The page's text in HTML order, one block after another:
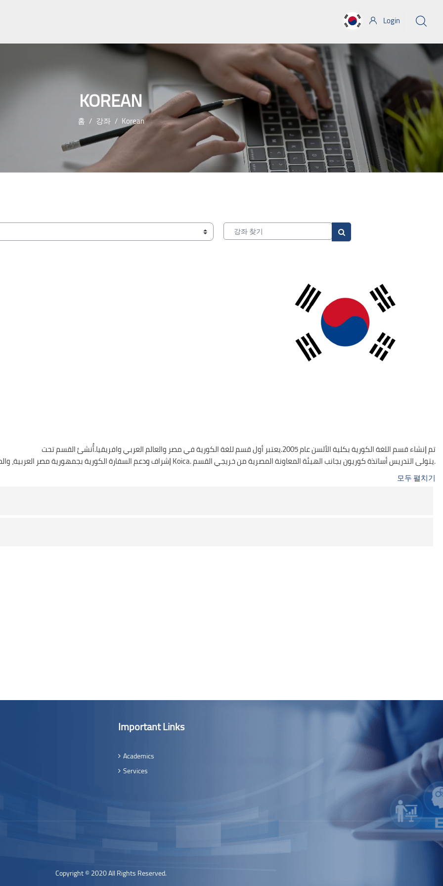
Login
KOREAN
홈 강좌 Korean
강좌 찾기
강좌 찾기
تم ﺇنشاء قسم اللغة الكورية بكلية الألسن عام 2005.يعتبر أول قسم للغة الكورية في مصر والعالم العربي وافريقيا.أُنشئ القسم تحت
ﺇشراف ودعم السفارة الكورية بجمهورية مصر العربية، والمؤسسة الكورية، والوكالة الكورية للتعاون الدولي Koica. يتولى التدريس أساتذة كوريون بجانب الهيئة المعاونة المصرية من خريجي القسم.
모두 펼치기
Important Links
Academics
Services
Copyright © 2020 All Rights Reserved.